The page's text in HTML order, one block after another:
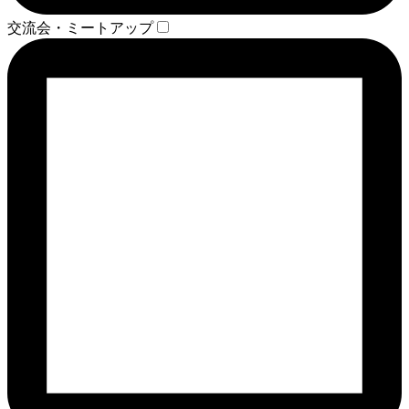
交流会・ミートアップ